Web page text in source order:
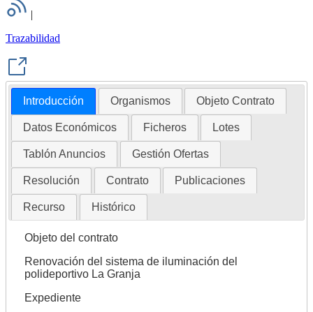
|
Trazabilidad
Introducción Organismos Objeto Contrato
Datos Económicos Ficheros Lotes
Tablón Anuncios Gestión Ofertas
Resolución Contrato Publicaciones
Recurso Histórico
Objeto del contrato
Renovación del sistema de iluminación del
polideportivo La Granja
Expediente